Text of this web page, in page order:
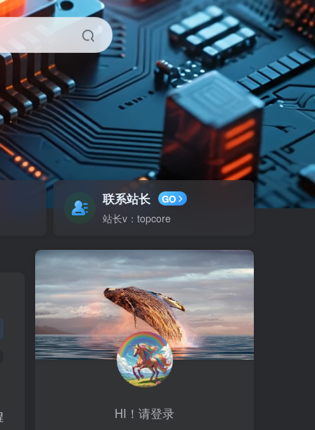
联系站长 GO
站长v：topcore
HI！请登录